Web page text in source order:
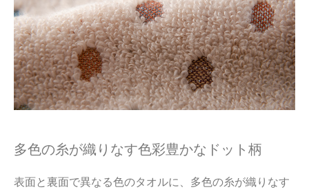
多色の糸が織りなす色彩豊かなドット柄
表面と裏面で異なる色のタオルに、多色の糸が織りなす